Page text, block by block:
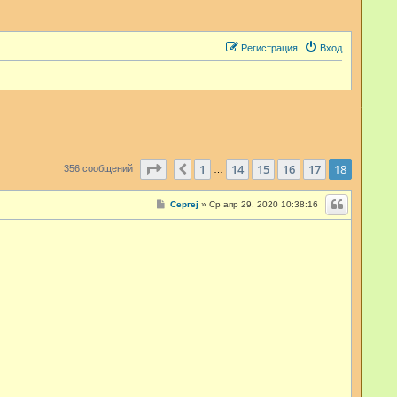
Вход
Регистрация
356 сообщений Страница 18из 18
Пред.
1 14 15 16 17 18
ССергеj » Ср апр 29, 2020 10:38:16